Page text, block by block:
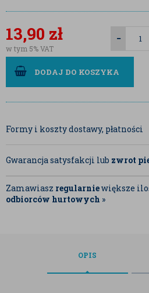
13,90 zł
w tym 5% VAT
DODAJ DO KOSZYKA
Formy i koszty dostawy, płatności
Gwarancja satysfakcji lub zwrot
Zamawiasz regularniewiększe
odbiorców hurtowych »
OPIS